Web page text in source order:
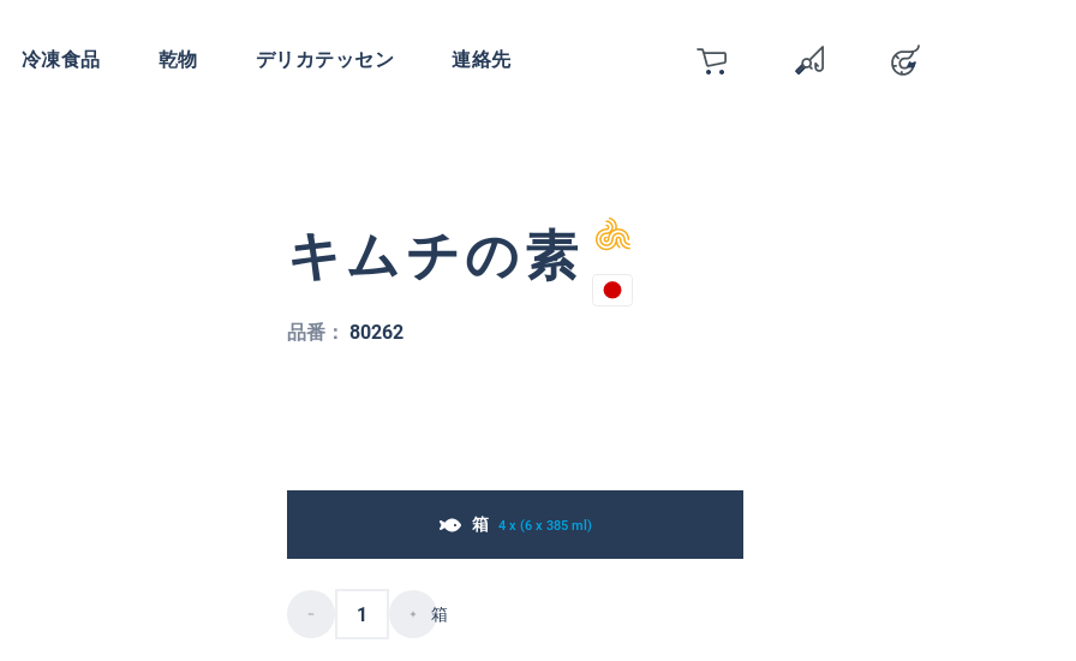
冷凍食品 乾物 デリカテッセン
連絡先
You have 0 wishlist items
お気に入り
キムチの素
品番： 80262
箱 4 x (6 x 385 ml)
箱